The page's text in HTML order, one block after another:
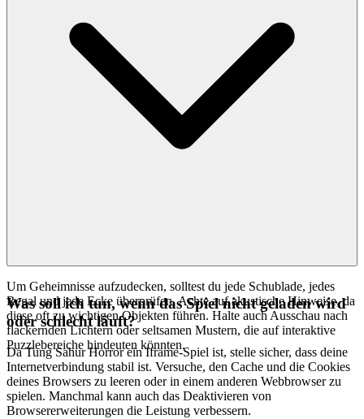
Um Geheimnisse aufzudecken, solltest du jede Schublade, jedes
Regal und jede Ecke überprüfen. Achte auf akustische Hinweise, da
diese oft zu wichtigen Objekten führen. Halte auch Ausschau nach
flackernden Lichtern oder seltsamen Mustern, die auf interaktive
Puzzlebereiche hindeuten könnten.
Was soll ich tun, wenn das Spiel nicht geladen wird
oder schlecht läuft?
Da Tung Sahur Horror ein Iframe-Spiel ist, stelle sicher, dass deine
Internetverbindung stabil ist. Versuche, den Cache und die Cookies
deines Browsers zu leeren oder in einem anderen Webbrowser zu
spielen. Manchmal kann auch das Deaktivieren von
Browsererweiterungen die Leistung verbessern.